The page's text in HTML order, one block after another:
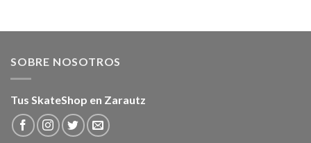
SOBRE NOSOTROS
Tus SkateShop en Zarautz